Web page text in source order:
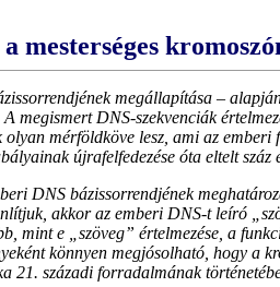
mesterséges
megállapítása –
megismert DNS-szekvenciák
mérföldköve lesz, ami az
újrafelfedezése óta eltelt
DNS bázissorrendjének
akkor az emberi DNS-t leíró
mint e „szöveg” értelmezése, a
könnyen megjósolható, hogy a
21. századi forradalmának